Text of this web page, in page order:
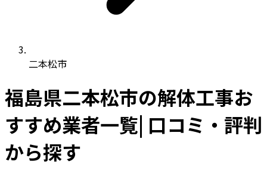
二本松市
福島県二本松市の解体工事お
すすめ業者一覧| 口コミ・評判
から探す